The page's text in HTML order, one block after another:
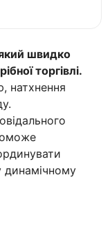
швидко
торгівлі.
натхнення
динамічному